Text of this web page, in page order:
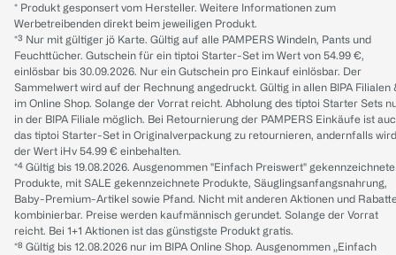
* Produkt gesponsert vom Hersteller. Weitere Informationen zum
Werbetreibenden direkt beim jeweiligen Produkt.
*³ Nur mit gültiger jö Karte. Gültig auf alle PAMPERS Windeln, Pants und
Feuchttücher. Gutschein für ein tiptoi Starter-Set im Wert von 54.99 €,
einlösbar bis 30.09.2026. Nur ein Gutschein pro Einkauf einlösbar. Der
Sammelwert wird auf der Rechnung angedruckt. Gültig in allen BIPA Filialen
im Online Shop. Solange der Vorrat reicht. Abholung des tiptoi Starter Sets
in der BIPA Filiale möglich. Bei Retournierung der PAMPERS Einkäufe ist
das tiptoi Starter-Set in Originalverpackung zu retournieren, andernfalls wird
der Wert iHv 54.99 € einbehalten.
*⁴ Gültig bis 19.08.2026. Ausgenommen "Einfach Preiswert" gekennzeichnete
Produkte, mit SALE gekennzeichnete Produkte, Säuglingsanfangsnahrung,
Baby-Premium-Artikel sowie Pfand. Nicht mit anderen Aktionen und
kombinierbar. Preise werden kaufmännisch gerundet. Solange der Vorrat
reicht. Bei 1+1 Aktionen ist das günstigste Produkt gratis.
*⁸ Gültig bis 12.08.2026 nur im BIPA Online Shop. Ausgenommen „Einfach